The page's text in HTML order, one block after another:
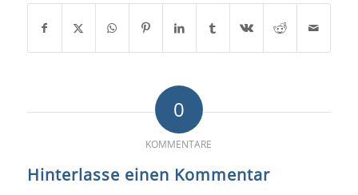
0
KOMMENTARE
Hinterlasse einen Kommentar